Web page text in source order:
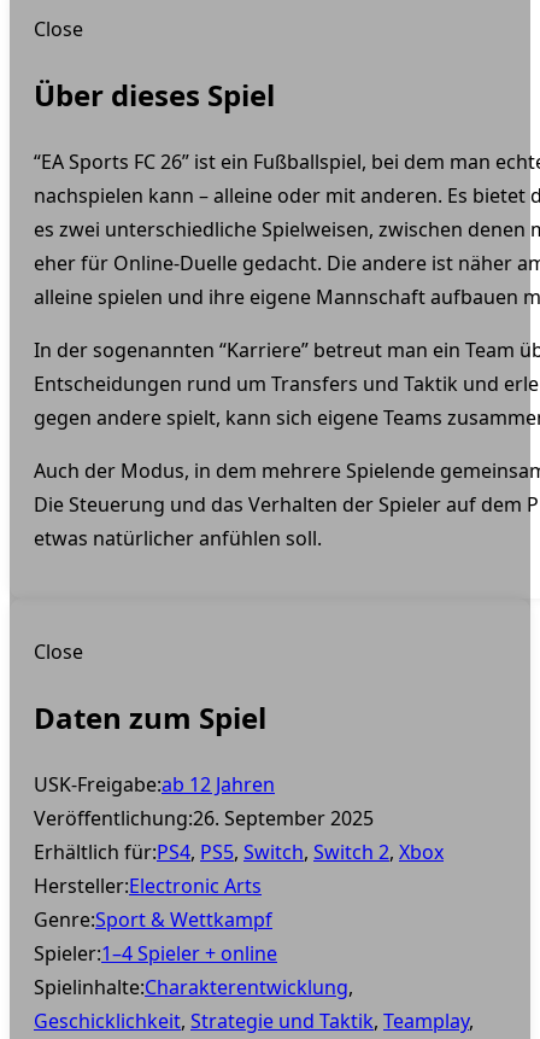
Close
Über dieses Spiel
“EA Sports FC 26” ist ein Fußballspiel, bei dem man
nachspielen kann – alleine oder mit anderen. Es bietet
es zwei unterschiedliche Spielweisen, zwischen
eher für Online-Duelle gedacht. Die andere ist näher
alleine spielen und ihre eigene Mannschaft aufbauen
In der sogenannten “Karriere” betreut man ein Team
Entscheidungen rund um Transfers und Taktik und
gegen andere spielt, kann sich eigene Teams
Auch der Modus, in dem mehrere Spielende
Die Steuerung und das Verhalten der Spieler auf dem
etwas natürlicher anfühlen soll.
Close
Daten zum Spiel
USK-Freigabe:ab 12 Jahren
Veröffentlichung:26. September 2025
Erhältlich für:PS4, PS5, Switch, Switch 2, Xbox
Hersteller:Electronic Arts
Genre:Sport & Wettkampf
Spieler:1–4 Spieler + online
Spielinhalte:Charakterentwicklung,
Geschicklichkeit, Strategie und Taktik, Teamplay,